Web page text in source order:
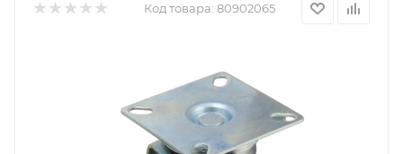
Код товара: 80902065